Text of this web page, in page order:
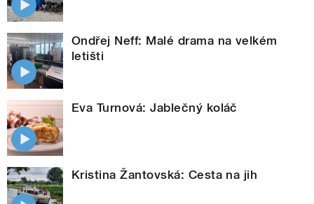
Ondřej Neff: Malé drama na velkém
letišti
Eva Turnová: Jablečný koláč
Kristina Žantovská: Cesta na jih